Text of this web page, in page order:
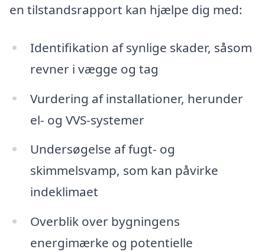
en tilstandsrapport kan hjælpe dig med:
Identifikation af synlige skader, såsom
revner i vægge og tag
Vurdering af installationer, herunder
el- og VVS-systemer
Undersøgelse af fugt- og
skimmelsvamp, som kan påvirke
indeklimaet
Overblik over bygningens
energimærke og potentielle